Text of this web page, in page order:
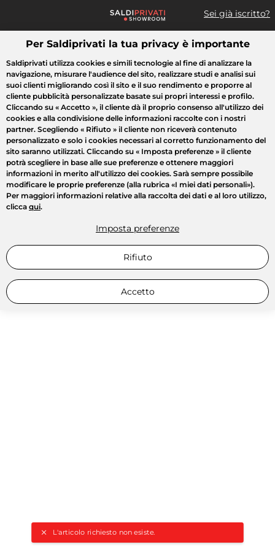
Sei già iscritto?
Cosa cerchi?
L'articolo richiesto non esiste.
Tutte le vendite Moda Casa Bellezza Elettrodomestici
Per Saldiprivati la tua privacy è importante
Saldiprivati utilizza cookies e simili tecnologie al fine di analizzare la
navigazione, misurare l'audience del sito, realizzare studi e analisi sui
suoi clienti migliorando così il sito e il suo rendimento e proporre al
cliente pubblicità personalizzate basate sui propri interessi e profilo.
Cliccando su « Accetto », il cliente dà il proprio consenso all'utilizzo dei
cookies e alla condivisione delle informazioni raccolte con i nostri
partner. Scegliendo « Rifiuto » il cliente non riceverà contenuto
personalizzato e solo i cookies necessari al corretto funzionamento del
sito saranno utilizzati. Cliccando su « Imposta preferenze » il cliente
potrà scegliere in base alle sue preferenze e ottenere maggiori
informazioni in merito all'utilizzo dei cookies. Sarà sempre possibile
modificare le proprie preferenze (alla rubrica «I miei dati personali»).
Per maggiori informazioni relative alla raccolta dei dati e al loro utilizzo,
clicca qui.
Imposta preferenze
Rifiuto
Accetto